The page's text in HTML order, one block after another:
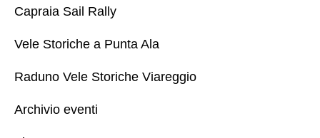
Capraia Sail Rally
Vele Storiche a Punta Ala
Raduno Vele Storiche Viareggio
Archivio eventi